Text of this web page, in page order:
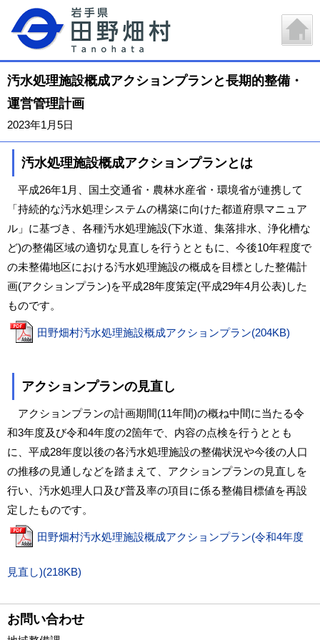
汚水処理施設概成アクションプランと長期的整備・
運営管理計画
2023年1月5日
汚水処理施設概成アクションプランとは
平成26年1月、国土交通省・農林水産省・環境省が連携して
「持続的な汚水処理システムの構築に向けた都道府県マニュア
ル」に基づき、各種汚水処理施設(下水道、集落排水、浄化槽な
ど)の整備区域の適切な見直しを行うとともに、今後10年程度で
の未整備地区における汚水処理施設の概成を目標とした整備計
画(アクションプラン)を平成28年度策定(平成29年4月公表)した
ものです。
田野畑村汚水処理施設概成アクションプラン(204KB)
アクションプランの見直し
アクションプランの計画期間(11年間)の概ね中間に当たる令
和3年度及び令和4年度の2箇年で、内容の点検を行うととも
に、平成28年度以後の各汚水処理施設の整備状況や今後の人口
の推移の見通しなどを踏まえて、アクションプランの見直しを
行い、汚水処理人口及び普及率の項目に係る整備目標値を再設
定したものです。
田野畑村汚水処理施設概成アクションプラン(令和4年度
見直し)(218KB)
お問い合わせ